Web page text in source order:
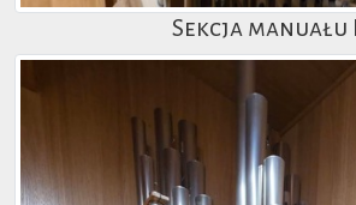
Sekcja manuału II